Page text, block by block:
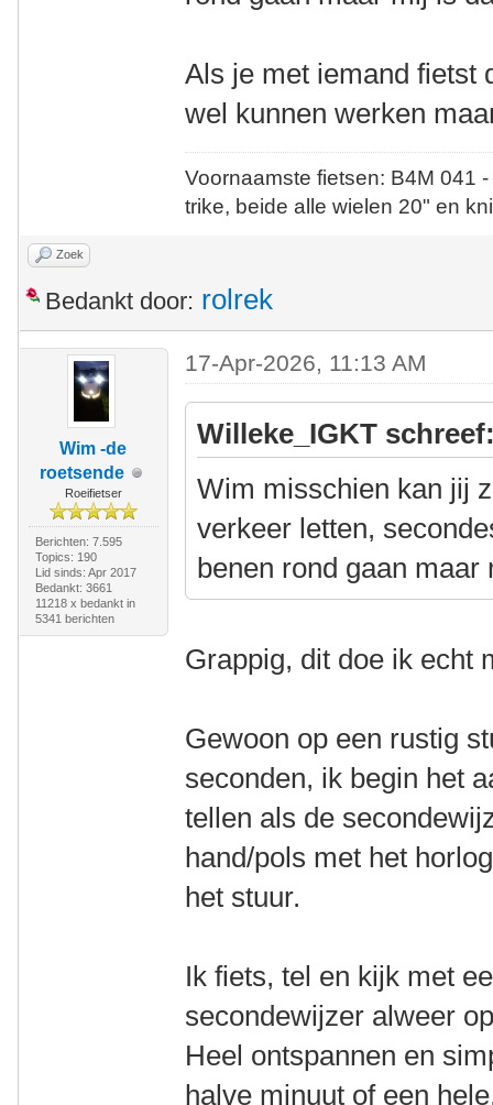
Als je met iemand fietst
wel kunnen werken
Voornaamste fietsen: B4M
trike, beide alle wielen 20" en
Zoek
Bedankt door: rolrek
Wim -de
roetsende
Roeifietser
Berichten: 7.595
Topics: 190
Lid sinds: Apr 2017
Bedankt: 3661
11218 x bedankt in
5341 berichten
17-Apr-2026, 11:13 AM
Willeke_IGKT
Wim misschien kan jij
verkeer letten,
benen rond gaan
Grappig, dit doe ik echt
Gewoon op een rustig
seconden, ik begin het
tellen als de
hand/pols met het
het stuur.
Ik fiets, tel en kijk met
secondewijzer alweer
Heel ontspannen en
halve minuut of een